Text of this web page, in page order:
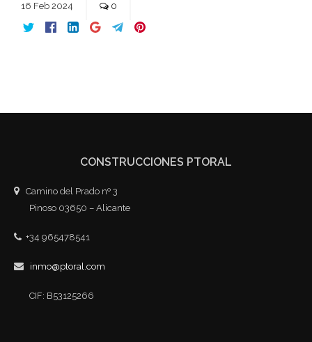
16 Feb 2024 0
CONSTRUCCIONES PTORAL
Camino del Prado nº 3
Pinoso 03650 – Alicante
+34 965478541
inmo@ptoral.com
CIF: B53125266